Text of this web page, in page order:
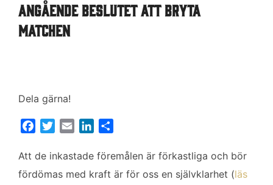
Angående beslutet att bryta
matchen
Dela gärna!
c
e
i
t
a
i
n
k
l
a
Att de inkastade föremålen är förkastliga och bör
fördömas med kraft är för oss en självklarhet (läs